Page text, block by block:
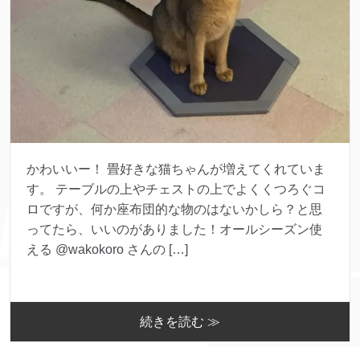
かわいいー！ 畳好きな猫ちゃんが増えてくれていま
す。 テーブルの上やチェストの上でよくくつろぐコ
ロですが、何か座布団的な物のはないかしら？と思
ってたら、いいのがありました！オールシーズン使
える @wakokoro さんの […]
続きを読む ≫